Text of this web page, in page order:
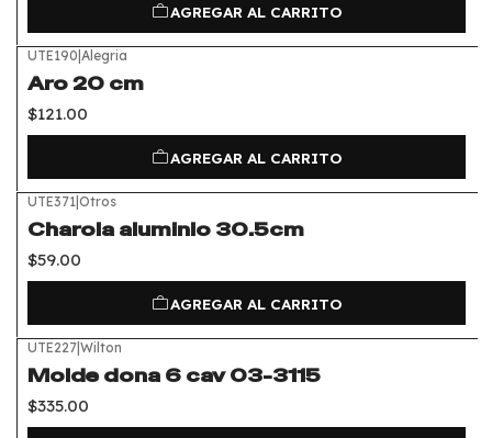
AGREGAR AL CARRITO
UTE190|Alegria
Aro 20 cm
$121.00
AGREGAR AL CARRITO
UTE371|Otros
Charola aluminio 30.5cm
$59.00
AGREGAR AL CARRITO
UTE227|Wilton
Molde dona 6 cav 03-3115
$335.00